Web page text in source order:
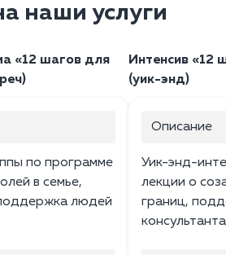
наши услуги
«12 шагов для
по программе
в семье,
людей
Интенсив «12
(уик-энд)
Описание
Уик-энд-
лекции о
границ,